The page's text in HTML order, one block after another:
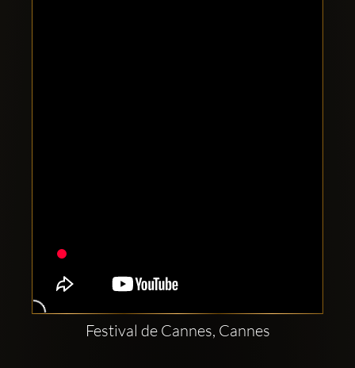
Clubbable:
Festival de Cannes, Cannes